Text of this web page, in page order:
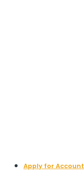
Apply for Account